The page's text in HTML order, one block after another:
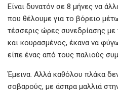
Είναι δυνατόν σε 8 μήνες να
που θέλουμε για το βόρειο
τέσσερις ώρες συνεδρίασης
και κουρασμένος, έκανα να
είπε ένας από τους παλιούς
Έμεινα. Αλλά καθόλου πλάκα
σοβαρούς, με άσπρα μαλλιά